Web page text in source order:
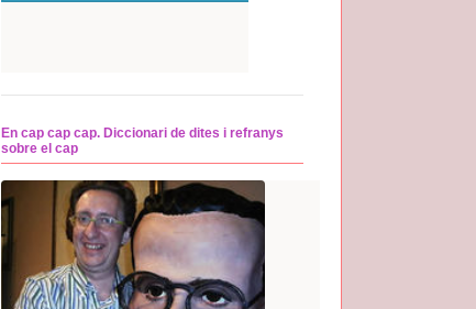
En cap cap cap. Diccionari de dites i refranys
sobre el cap